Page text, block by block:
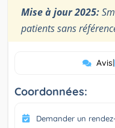
Mise à jour 2025:
patients sans
Avis|
Coordonnées:
Demander un